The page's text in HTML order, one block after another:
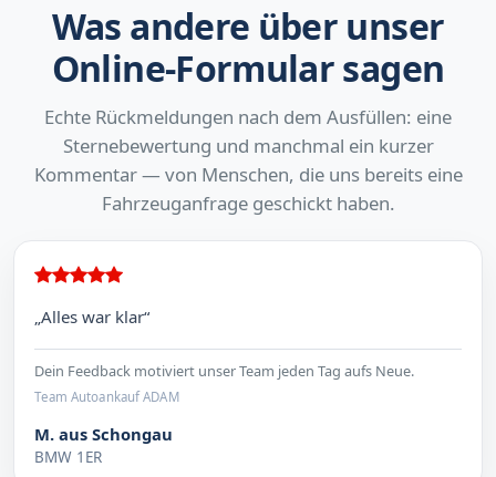
Was andere über unser
Online-Formular sagen
Echte Rückmeldungen nach dem Ausfüllen: eine
Sternebewertung und manchmal ein kurzer
Kommentar — von Menschen, die uns bereits eine
Fahrzeuganfrage geschickt haben.
„Alles war klar“
Dein Feedback motiviert unser Team jeden Tag aufs Neue.
Team Autoankauf ADAM
M. aus Schongau
BMW 1ER